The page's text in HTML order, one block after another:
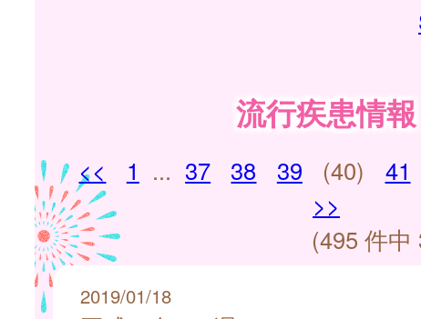
流行疾患情報
<< 1 ... 37 38 39 (40) 41
>>
(495 件
2019/01/18